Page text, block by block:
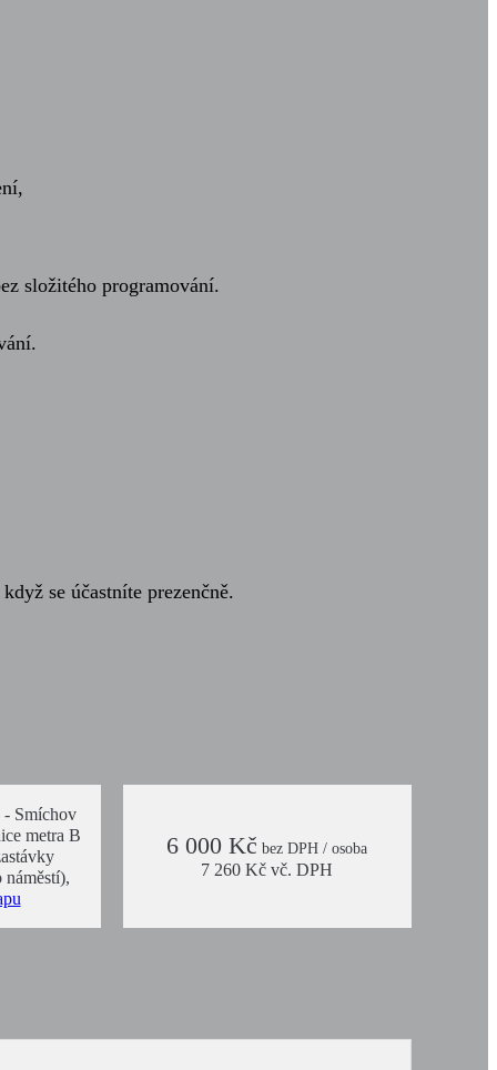
složitého programování.
se účastníte prezenčně.
- Smíchov
metra B
náměstí),
6 000 Kč bez DPH / osoba
7 260 Kč vč. DPH